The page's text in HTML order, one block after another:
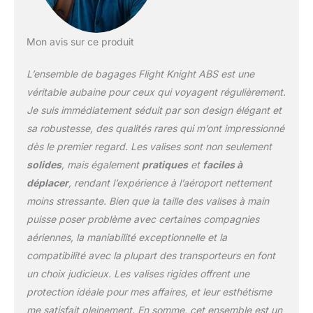
avec plus de 100
dans le monde. Il s'agit
notamment d'easyJet,
Ryanair, Air France, TUI,
Qantas, Etihad, KLM,
Delta, Jet2 et Turkish.
Pour une liste complete
des 109 compagnies
aeriennes compatibles,
consultez la description
du produit. Avec ce
bagage a main, vous
etes extremement
flexible lors de vos
deplacements.
Mon avis sur ce produit
L’ensemble de bagages Flight Knight ABS est une
véritable aubaine pour ceux qui voyagent régulièrement.
Je suis immédiatement séduit par son design élégant et
sa robustesse, des qualités rares qui m’ont impressionné
dès le premier regard. Les valises sont non seulement
solides, mais également pratiqueset faciles à
déplacer, rendant l’expérience à l’aéroport nettement
moins stressante. Bien que la taille des valises à main
puisse poser problème avec certaines compagnies
aériennes, la maniabilité exceptionnelle et la
compatibilité avec la plupart des transporteurs en font
un choix judicieux. Les valises rigides offrent une
protection idéale pour mes affaires, et leur esthétisme
me satisfait pleinement. En somme, cet ensemble est un